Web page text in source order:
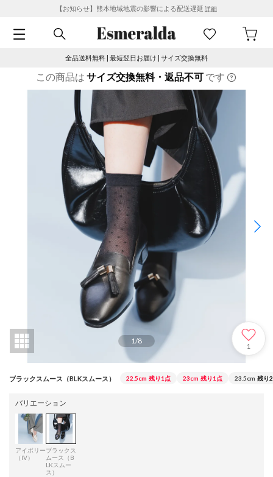
【お知らせ】熊本地域地震の影響による配送遅延 詳細
全品送料無料 | 最短翌日お届け | サイズ交換無料
この商品は サイズ交換無料・返品不可 です
1/8
1
ブラックスムース（BLKスムース） 22.5cm 残り1点 23cm 残り1点 23.5cm 残り
バリエーション
アイボリー
（IV）
ブラックス
ムース（B
LKスムー
ス）